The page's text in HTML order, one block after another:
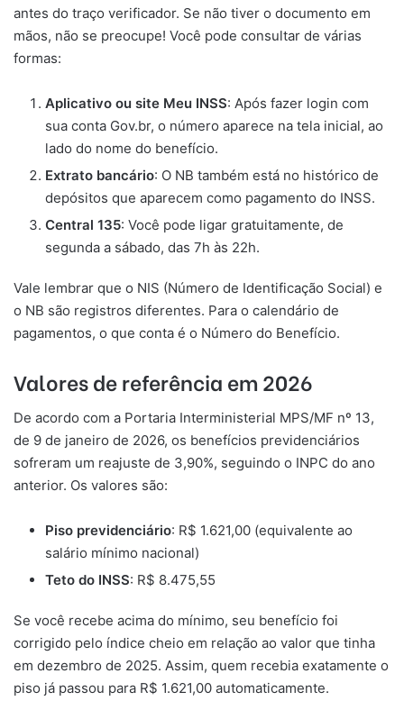
antes do traço verificador. Se não tiver o documento em
mãos, não se preocupe! Você pode consultar de várias
formas:
Aplicativo ou site Meu INSS: Após fazer login com
sua conta Gov.br, o número aparece na tela inicial, ao
lado do nome do benefício.
Extrato bancário: O NB também está no histórico de
depósitos que aparecem como pagamento do INSS.
Central 135: Você pode ligar gratuitamente, de
segunda a sábado, das 7h às 22h.
Vale lembrar que o NIS (Número de Identificação Social) e
o NB são registros diferentes. Para o calendário de
pagamentos, o que conta é o Número do Benefício.
Valores de referência em 2026
De acordo com a Portaria Interministerial MPS/MF nº 13,
de 9 de janeiro de 2026, os benefícios previdenciários
sofreram um reajuste de 3,90%, seguindo o INPC do ano
anterior. Os valores são:
Piso previdenciário: R$ 1.621,00 (equivalente ao
salário mínimo nacional)
Teto do INSS: R$ 8.475,55
Se você recebe acima do mínimo, seu benefício foi
corrigido pelo índice cheio em relação ao valor que tinha
em dezembro de 2025. Assim, quem recebia exatamente o
piso já passou para R$ 1.621,00 automaticamente.